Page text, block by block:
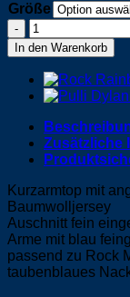
Größe
Top
-
Ava
Menge
In den Warenkorb
Zusätzliche
Kurzarmtop mit
Baumwolljersey
Auschnitt fein
Arme mit blau
passend zu Rock
taubenblaues